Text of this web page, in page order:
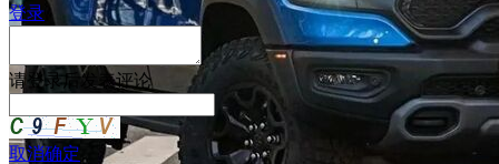
登录
请登录 后发表评论
取消确定